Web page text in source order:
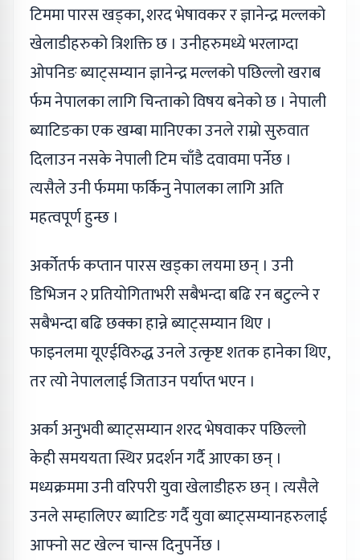
टिममा पारस खड्का, शरद भेषावकर र ज्ञानेन्द्र मल्लको
खेलाडीहरुको त्रिशक्ति छ । उनीहरुमध्ये भरलाग्दा
ओपनिङ ब्याट्सम्यान ज्ञानेन्द्र मल्लको पछिल्लो खराब
र्फम नेपालका लागि चिन्ताको विषय बनेको छ । नेपाली
ब्याटिङका एक खम्बा मानिएका उनले राम्रो सुरुवात
दिलाउन नसके नेपाली टिम चाँडै दवावमा पर्नेछ ।
त्यसैले उनी र्फममा फर्किनु नेपालका लागि अति
महत्वपूर्ण हुन्छ ।
अर्कोतर्फ कप्तान पारस खड्का लयमा छन् । उनी
डिभिजन २ प्रतियोगिताभरी सबैभन्दा बढि रन बटुल्ने र
सबैभन्दा बढि छक्का हान्ने ब्याट्सम्यान थिए ।
फाइनलमा यूएईविरुद्ध उनले उत्कृष्ट शतक हानेका थिए,
तर त्यो नेपाललाई जिताउन पर्याप्त भएन ।
अर्का अनुभवी ब्याट्सम्यान शरद भेषवाकर पछिल्लो
केही समययता स्थिर प्रदर्शन गर्दै आएका छन् ।
मध्यक्रममा उनी वरिपरी युवा खेलाडीहरु छन् । त्यसैले
उनले सम्हालिएर ब्याटिङ गर्दै युवा ब्याट्सम्यानहरुलाई
आफ्नो सट खेल्न चान्स दिनुपर्नेछ ।